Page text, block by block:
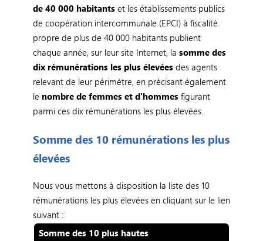
de 40 000 habitantset les établissements publics
de coopération intercommunale (EPCI) à fiscalité
propre de plus de 40 000 habitants publient
chaque année, sur leur site Internet, la somme des
dix rémunérations les plus élevéesdes agents
relevant de leur périmètre, en précisant également
le nombre de femmes et d'hommesfigurant
parmi ces dix rémunérations les plus élevées.
Somme des 10 rémunérations les plus
élevées
Nous vous mettons à disposition la liste des 10
rémunérations les plus élevées en cliquant sur le lien
suivant :
Somme des 10 plus hautes